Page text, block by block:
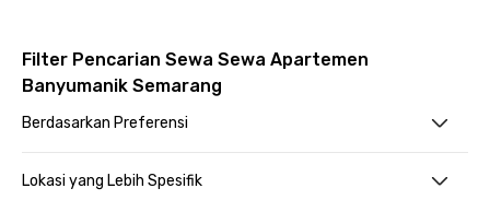
Filter Pencarian Sewa Sewa Apartemen
Banyumanik Semarang
Berdasarkan Preferensi
Lokasi yang Lebih Spesifik